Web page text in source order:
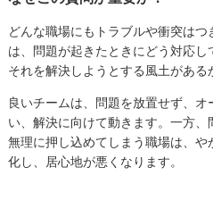
どんな職場にもトラブルや衝突はつ
は、問題が起きたときにどう対応し
それを解決しようとする風土がある
良いチームは、問題を放置せず、オ
い、解決に向けて動きます。一方、
無理に押し込めてしまう職場は、や
化し、居心地が悪くなります。